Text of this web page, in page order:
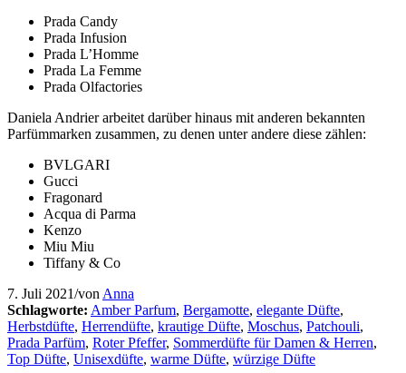
Prada Candy
Prada Infusion
Prada L’Homme
Prada La Femme
Prada Olfactories
Daniela Andrier arbeitet darüber hinaus mit anderen bekannten
Parfümmarken zusammen, zu denen unter andere diese zählen:
BVLGARI
Gucci
Fragonard
Acqua di Parma
Kenzo
Miu Miu
Tiffany & Co
7. Juli 2021/von Anna
Schlagworte: Amber Parfum, Bergamotte, elegante Düfte,
Herbstdüfte, Herrendüfte, krautige Düfte, Moschus, Patchouli,
Prada Parfüm, Roter Pfeffer, Sommerdüfte für Damen & Herren,
Top Düfte, Unisexdüfte, warme Düfte, würzige Düfte